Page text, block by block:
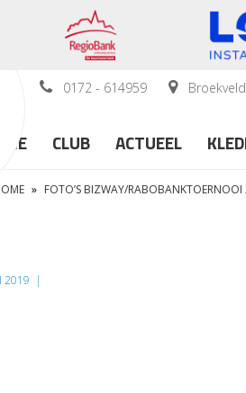
0172 - 614959
CLUB ACTUEEL
» FOTO’S BIZWAY/
2019 |